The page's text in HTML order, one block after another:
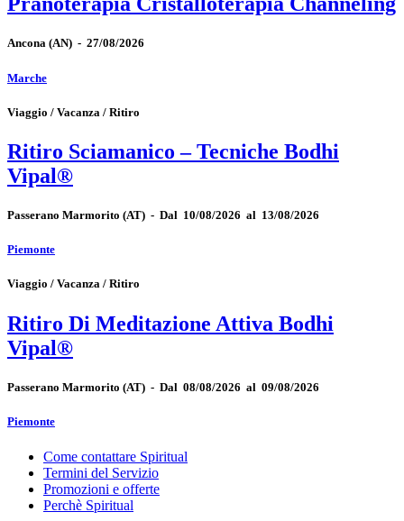
Ancona (AN) - 27/08/2026
Marche
Viaggio / Vacanza / Ritiro
Ritiro Sciamanico – Tecniche Bodhi
Vipal®
Passerano Marmorito (AT) - Dal 10/08/2026 al 13/08/2026
Piemonte
Viaggio / Vacanza / Ritiro
Ritiro Di Meditazione Attiva Bodhi
Vipal®
Passerano Marmorito (AT) - Dal 08/08/2026 al 09/08/2026
Piemonte
Come contattare Spiritual
Termini del Servizio
Promozioni e offerte
Perchè Spiritual